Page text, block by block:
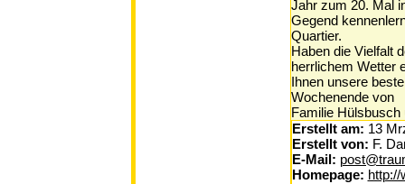
Jahr zum 20. Mal
Gegend
Quartier.
Haben die Vielfalt
herrlichem Wetter
Ihnen unsere
Wochenende von
Familie Hülsbusch
Erstellt am: 13
Erstellt von: F.
E-Mail:
Homepage: http://